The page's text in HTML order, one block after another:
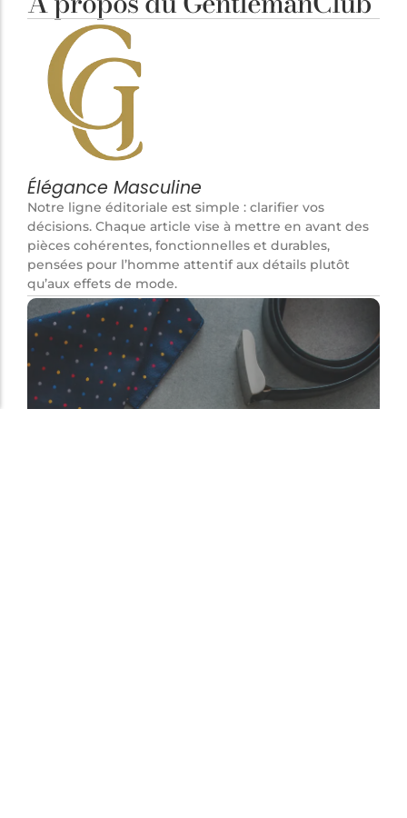
Élégance Masculine
Notre ligne éditoriale est simple : clarifier vos
décisions. Chaque article vise à mettre en avant des
pièces cohérentes, fonctionnelles et durables,
pensées pour l’homme attentif aux détails plutôt
qu’aux effets de mode.